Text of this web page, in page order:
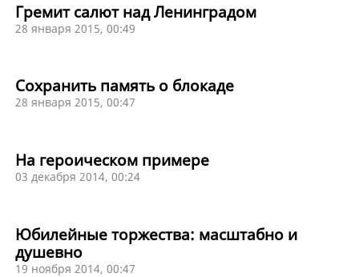
Гремит салют над Ленинградом
28 января 2015, 00:49
Сохранить память о блокаде
28 января 2015, 00:47
На героическом примере
03 декабря 2014, 00:24
Юбилейные торжества: масштабно и
душевно
19 ноября 2014, 00:47